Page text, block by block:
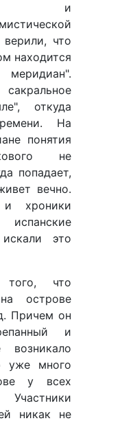
и
что
находится
откуда
На
понятия
не
попадает,
вечно.
и хроники
испанские
это
того, что
острове
Причем он
и
уже много
у всех
никак не